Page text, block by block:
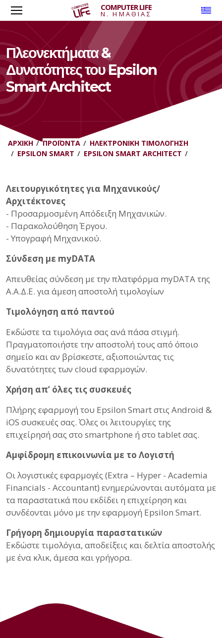
COMPUTER LIFE
Ν. ΗΜΑΘΙΑΣ
Πλεονεκτήματα &
Δυνατότητες του Epsilon
Smart Architect
ΑΡΧΙΚΉ ΠΡΟΪΌΝΤΑ
ΗΛΕΚΤΡΟΝΙΚΉ ΤΙΜΟΛΌΓΗΣΗ
EPSILON SMART
EPSILON SMART ARCHITECT
Λειτουργικότητες για Μηχανικούς/
Αρχιτέκτονες
- Προσαρμοσμένη Απόδειξη Μηχανικών.
- Παρακολούθηση Έργου.
- Υπογραφή Μηχανικού.
Σύνδεση με myDATA
Απευθείας σύνδεση με την πλατφόρμα myDATA της
Α.Α.Δ.Ε. για άμεση αποστολή τιμολογίων
Τιμολόγηση από παντού
Εκδώστε τα τιμολόγια σας ανά πάσα στιγμή.
Πραγματοποιήστε την αποστολή τους από όποιο
σημείο και αν βρίσκεστε, αξιοποιώντας τις
δυνατότητες των cloud εφαρμογών.
Χρήση απ’ όλες τις συσκευές
Πλήρης εφαρμογή του Epsilon Smart στις Android &
iOS συσκευές σας. Όλες οι λειτουργίες της
επιχείρησή σας στο smartphone ή στο tablet σας.
Αμφίδρομη επικοινωνία με το Λογιστή
Οι λογιστικές εφαρμογές (Extra – Hyper - Academia
Financials - Accountant) ενημερώνονται αυτόματα με
τα παραστατικά που εκδίδει η επιχείρηση και
συνδέονται μόνο με την εφαρμογή Epsilon Smart.
Γρήγορη δημιουργία παραστατικών
Εκδώστε τιμολόγια, αποδείξεις και δελτία αποστολής
με ένα κλικ, άμεσα και γρήγορα.